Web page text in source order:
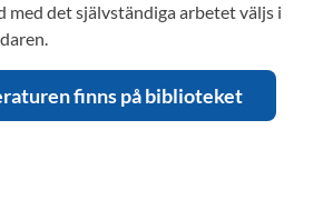
med det självständiga arbetet väljs i
finns på biblioteket